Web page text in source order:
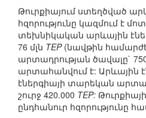
Թուրքիայում ստեղծված
հզորությունը կազմում է
տեխնիկական արևային
76 մլն TEP(նավթին
արտադրության ծավալը`
արտահանվում է: Արևային
էներգիայի տարեկան
շուրջ 420.000 TEP:
ընդհանուր հզորությունը